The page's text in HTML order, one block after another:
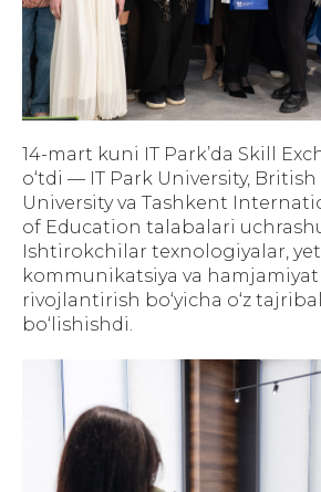
14-mart kuni IT Park’da Skill
o‘tdi — IT Park University,
University va Tashkent
of Education talabalari
Ishtirokchilar texnologiyalar,
kommunikatsiya va
rivojlantirish bo‘yicha o‘z
bo‘lishishdi.